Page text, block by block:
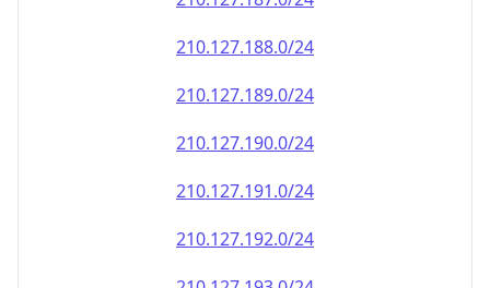
210.127.188.0/24
210.127.189.0/24
210.127.190.0/24
210.127.191.0/24
210.127.192.0/24
210.127.193.0/24